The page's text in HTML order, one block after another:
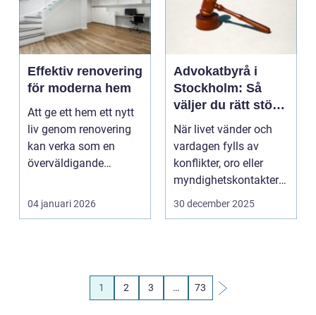
Effektiv renovering
för moderna hem
Att ge ett hem ett nytt
liv genom renovering
kan verka som en
överväldigande
04 januari 2026
Advokatbyrå i
Stockholm: Så
väljer du rätt stöd i
livets svåraste
lägen
När livet vänder och
vardagen fylls av
konflikter, oro eller
myndighetskontakter
kan r&aum...
30 december 2025
1 2 3 … 73